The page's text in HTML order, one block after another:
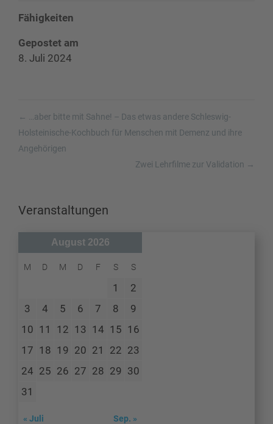
Fähigkeiten
Gepostet am
8. Juli 2024
←
…aber bitte mit Sahne! – Das etwas andere Schleswig-
Holsteinische-Kochbuch für Menschen mit Demenz und ihre
Angehörigen
Zwei Lehrfilme zur Validation →
Veranstaltungen
August 2026
M D M D F S S
1
2
3
4 5 6 7 8
9
10 11 12 13 14 15 16
17 18 19 20 21 22 23
24 25 26 27 28 29 30
31
« Juli Sep. »